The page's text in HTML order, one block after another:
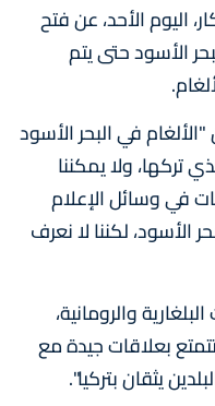
اليوم الأحد، عن فتح
الأسود حتى يتم
في البحر الأسود
تركها، ولا يمكننا
في وسائل الإعلام
لغم في البحر الأسود، لكننا لا نعرف
والرومانية،
بعلاقات جيدة مع
يثقان بتركيا".